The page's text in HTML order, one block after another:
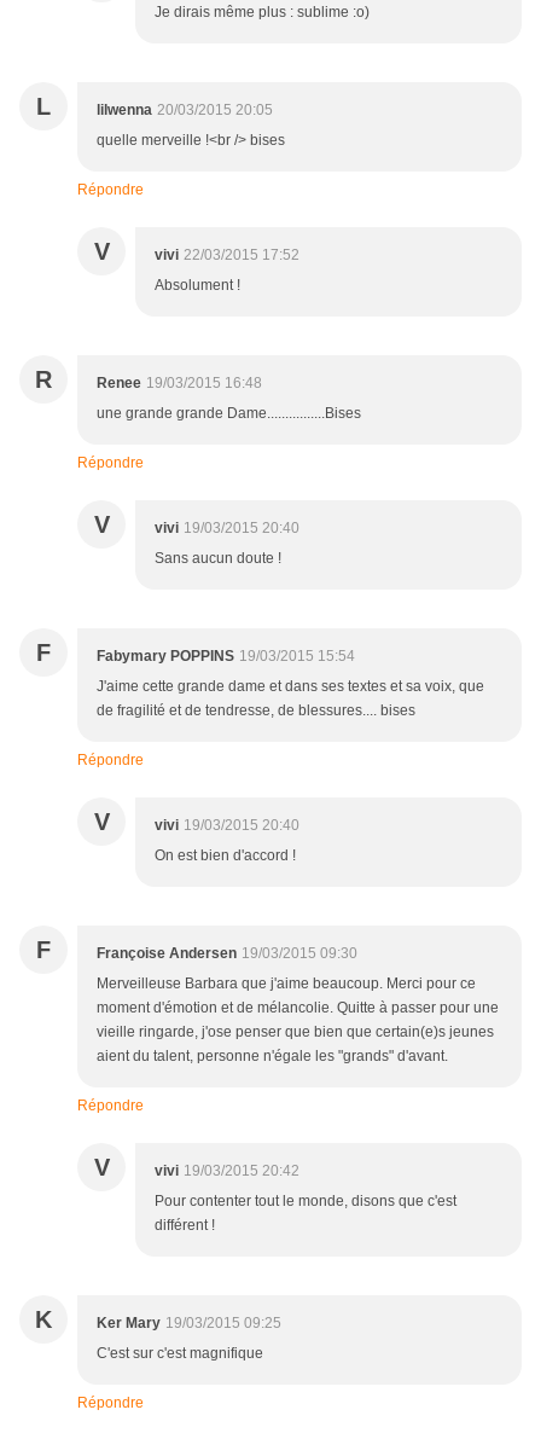
Je dirais même plus : sublime :o)
L lilwenna 20/03/2015 20:05
quelle merveille !<br /> bises
Répondre
V vivi 22/03/2015 17:52
Absolument !
R Renee 19/03/2015 16:48
une grande grande Dame................Bises
Répondre
V vivi 19/03/2015 20:40
Sans aucun doute !
F Fabymary POPPINS 19/03/2015 15:54
J'aime cette grande dame et dans ses textes et sa voix, que
de fragilité et de tendresse, de blessures.... bises
Répondre
V vivi 19/03/2015 20:40
On est bien d'accord !
F Françoise Andersen 19/03/2015 09:30
Merveilleuse Barbara que j'aime beaucoup. Merci pour ce
moment d'émotion et de mélancolie. Quitte à passer pour une
vieille ringarde, j'ose penser que bien que certain(e)s jeunes
aient du talent, personne n'égale les "grands" d'avant.
Répondre
V vivi 19/03/2015 20:42
Pour contenter tout le monde, disons que c'est
différent !
K Ker Mary 19/03/2015 09:25
C'est sur c'est magnifique
Répondre